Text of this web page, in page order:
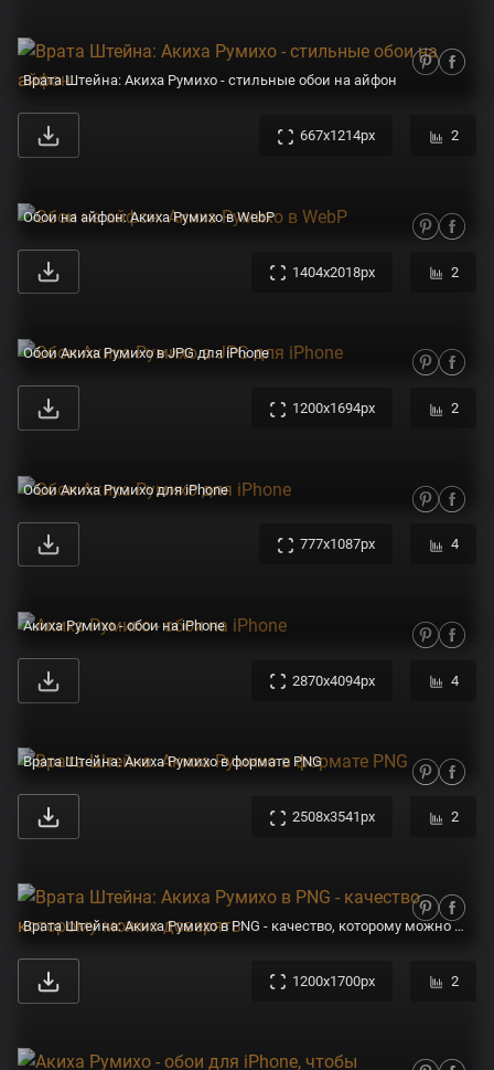
Врата Штейна: Акиха Румихо - стильные обои на айфон
667x1214px 2
Обои на айфон: Акиха Румихо в WebP
1404x2018px 2
Обои Акиха Румихо в JPG для iPhone
1200x1694px 2
Обои Акиха Румихо для iPhone
777x1087px 4
Акиха Румихо - обои на iPhone
2870x4094px 4
Врата Штейна: Акиха Румихо в формате PNG
2508x3541px 2
Врата Штейна: Акиха Румихо в PNG - качество, которому можно доверять
1200x1700px 2